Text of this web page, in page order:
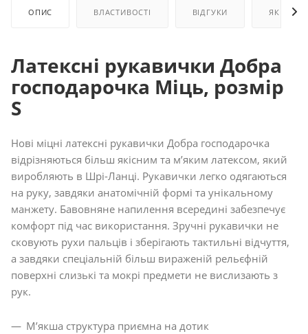
ОПИС ВЛАСТИВОСТІ ВІДГУКИ ЯК
Латексні рукавички Добра
господарочка Міць, розмір
S
Нові міцні латексні рукавички Добра господарочка
відрізняються більш якісним та м’яким латексом, який
виробляють в Шрі-Ланці. Рукавички легко одягаються
на руку, завдяки анатомічній формі та унікальному
манжету. Бавовняне напилення всередині забезпечує
комфорт під час використання. Зручні рукавички не
сковують рухи пальців і зберігають тактильні відчуття,
а завдяки спеціальній більш вираженій рельєфній
поверхні слизькі та мокрі предмети не вислизають з
рук.
М’якша структура приємна на дотик